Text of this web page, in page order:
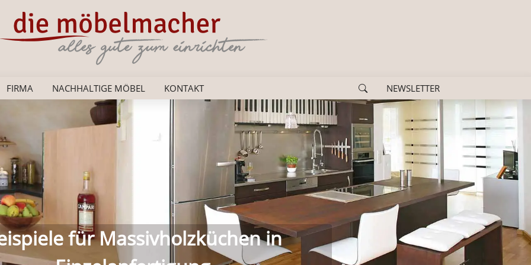
FIRMA NACHHALTIGE MÖBEL KONTAKT NEWSLETTER
persönliche Schlafzimmer aus